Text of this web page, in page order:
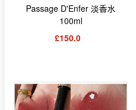
Passage D'Enfer 淡香水
100ml
£150.0